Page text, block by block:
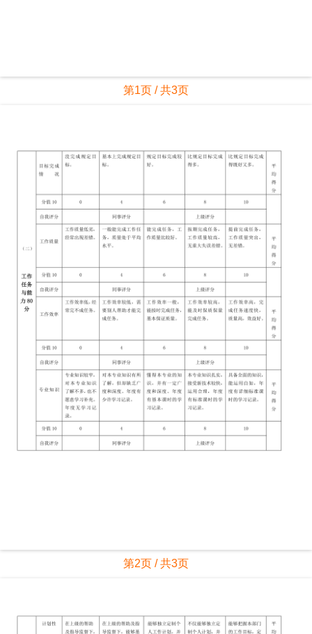
第1页 / 共3页
第2页 / 共3页